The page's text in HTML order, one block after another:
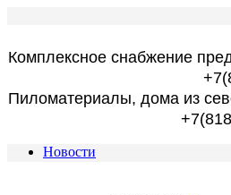
Комплексное снабжение
Пиломатериалы, дома из
Новости